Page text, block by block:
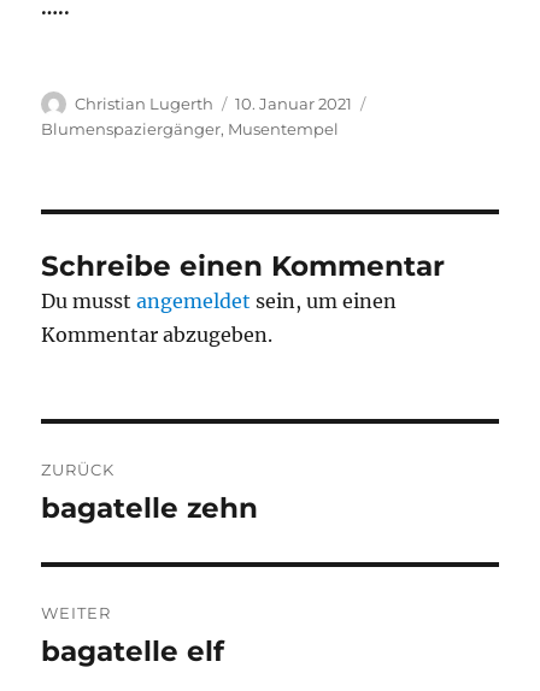
…..
Autor
Christian Lugerth
Veröffentlicht
am
10. Januar 2021
Blumenspaziergänger, Musentempel
Schreibe einen Kommentar
Du musstangemeldet sein, um einen
Kommentar abzugeben.
ZURÜCK
Vorheriger
bagatelle zehn
WEITER
Nächster
bagatelle elf